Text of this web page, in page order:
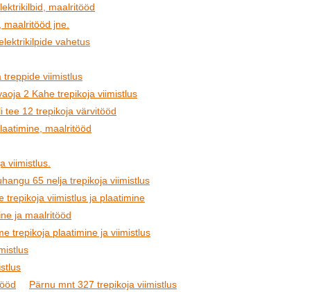
maalritööd
jne.
vahetus
treppide viimistlus
2 Kahe trepikoja viimistlus
tee 12 trepikoja värvitööd
maalritööd
viimistlus.
65 nelja trepikoja viimistlus
trepikoja viimistlus ja plaatimine
ja maalritööd
trepikoja plaatimine ja viimistlus
Pärnu mnt 327 trepikoja viimistlus